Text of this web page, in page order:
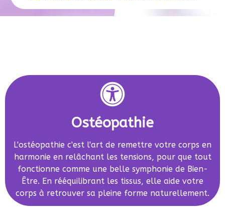
Ostéopathie
L'ostéopathie c'est l'art de remettre votre corps en
harmonie en relâchant les tensions, pour que tout
fonctionne comme une belle symphonie de Bien-
Être. En rééquilibrant les tissus, elle aide votre
corps à retrouver sa pleine forme naturellement.